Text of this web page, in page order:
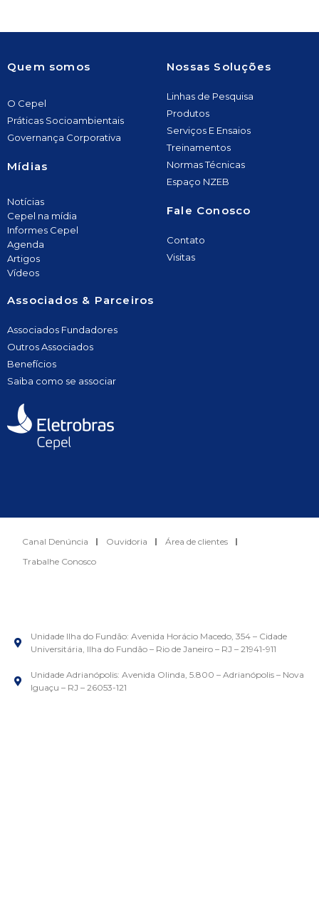
Quem somos
O Cepel
Práticas Socioambientais
Governança Corporativa
Mídias
Notícias
Cepel na mídia
Informes Cepel
Agenda
Artigos
Vídeos
Nossas Soluções
Linhas de Pesquisa
Produtos
Serviços E Ensaios
Treinamentos
Normas Técnicas
Espaço NZEB
Fale Conosco
Contato
Visitas
Associados & Parceiros
Associados Fundadores
Outros Associados
Benefícios
Saiba como se associar
Canal Denúncia Ouvidoria
Área de clientes
Trabalhe Conosco
Unidade Ilha do Fundão: Avenida Horácio Macedo, 354 – Cidade
Universitária, Ilha do Fundão – Rio de Janeiro – RJ – 21941-911
Unidade Adrianópolis: Avenida Olinda, 5.800 – Adrianópolis – Nova
Iguaçu – RJ – 26053-121